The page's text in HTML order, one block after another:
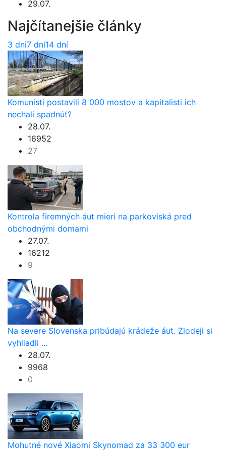
29.07.
Najčítanejšie články
3 dni7 dní14 dní
Komunisti postavili 8 000 mostov a kapitalisti ich
nechali spadnúť?
28.07.
16952
27
Kontrola firemných áut mieri na parkoviská pred
obchodnými domami
27.07.
16212
9
Na severe Slovenska pribúdajú krádeže áut. Zlodeji si
vyhliadli ...
28.07.
9968
0
Mohutné nové Xiaomi Skynomad za 33 300 eur